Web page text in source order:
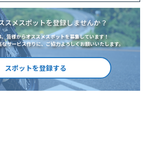
スメスポットを登録しませんか？
皆様からオススメスポットを募集しています！
サービス作りに、ご協力よろしくお願いいたします。
スポットを登録する